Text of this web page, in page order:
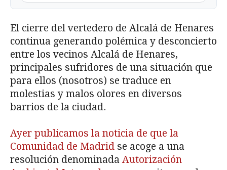
El cierre del vertedero de Alcalá de Henares
continua generando polémica y desconcierto
entre los vecinos Alcalá de Henares,
principales sufridores de una situación que
para ellos (nosotros) se traduce en
molestias y malos olores en diversos
barrios de la ciudad.
Ayer publicamos la noticia de que la
Comunidad de Madrid se acoge a una
resolución denominada Autorización